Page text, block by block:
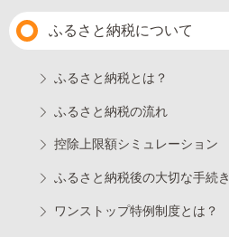
ふるさと納税について
ふるさと納税とは？
ふるさと納税の流れ
控除上限額シミュレーション
ふるさと納税後の大切な手続き
ワンストップ特例制度とは？